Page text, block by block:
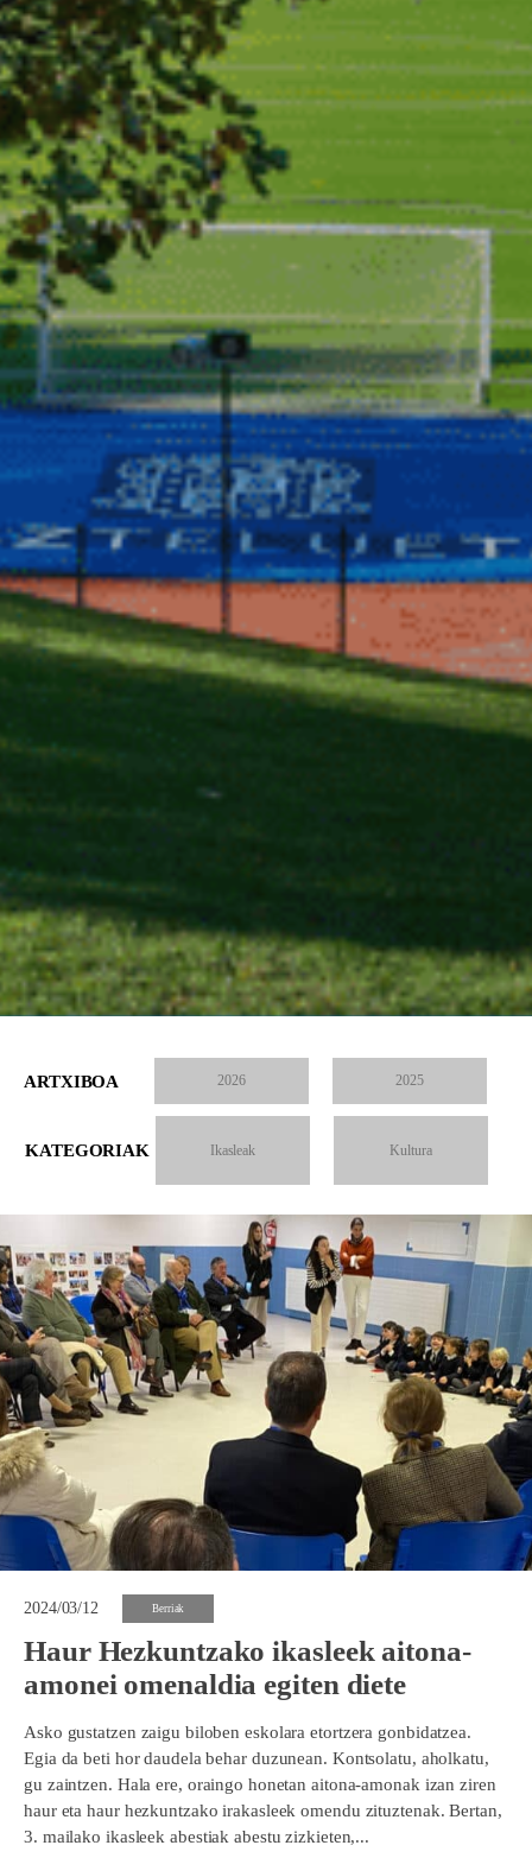
ARTXIBOA 2026 2025
KATEGORIAK Ikasleak Kultura
2024/03/12 Berriak
Haur Hezkuntzako ikasleek aitona-
amonei omenaldia egiten diete
Asko gustatzen zaigu biloben eskolara etortzera gonbidatzea.
Egia da beti hor daudela behar duzunean. Kontsolatu, aholkatu,
gu zaintzen. Hala ere, oraingo honetan aitona-amonak izan ziren
haur eta haur hezkuntzako irakasleek omendu zituztenak. Bertan,
3. mailako ikasleek abestiak abestu zizkieten,...